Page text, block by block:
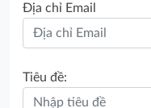
Địa chỉ Email
Tiêu đề: